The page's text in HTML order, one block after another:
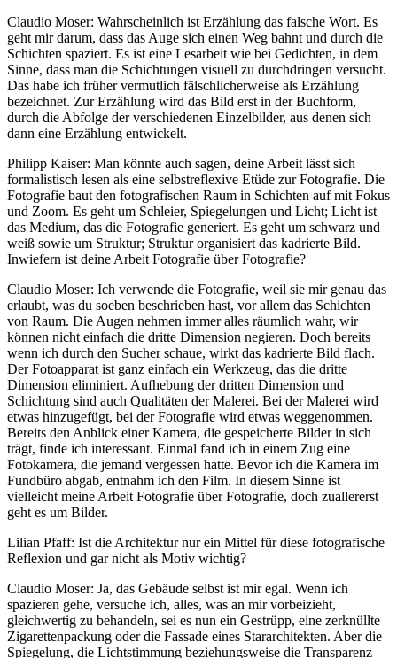
Claudio Moser: Wahrscheinlich ist Erzählung das falsche Wort. Es
geht mir darum, dass das Auge sich einen Weg bahnt und durch die
Schichten spaziert. Es ist eine Lesarbeit wie bei Gedichten, in dem
Sinne, dass man die Schichtungen visuell zu durchdringen versucht.
Das habe ich früher vermutlich fälschlicherweise als Erzählung
bezeichnet. Zur Erzählung wird das Bild erst in der Buchform,
durch die Abfolge der verschiedenen Einzelbilder, aus denen sich
dann eine Erzählung entwickelt.
Philipp Kaiser: Man könnte auch sagen, deine Arbeit lässt sich
formalistisch lesen als eine selbstreflexive Etüde zur Fotografie. Die
Fotografie baut den fotografischen Raum in Schichten auf mit Fokus
und Zoom. Es geht um Schleier, Spiegelungen und Licht; Licht ist
das Medium, das die Fotografie generiert. Es geht um schwarz und
weiß sowie um Struktur; Struktur organisiert das kadrierte Bild.
Inwiefern ist deine Arbeit Fotografie über Fotografie?
Claudio Moser: Ich verwende die Fotografie, weil sie mir genau das
erlaubt, was du soeben beschrieben hast, vor allem das Schichten
von Raum. Die Augen nehmen immer alles räumlich wahr, wir
können nicht einfach die dritte Dimension negieren. Doch bereits
wenn ich durch den Sucher schaue, wirkt das kadrierte Bild flach.
Der Fotoapparat ist ganz einfach ein Werkzeug, das die dritte
Dimension eliminiert. Aufhebung der dritten Dimension und
Schichtung sind auch Qualitäten der Malerei. Bei der Malerei wird
etwas hinzugefügt, bei der Fotografie wird etwas weggenommen.
Bereits den Anblick einer Kamera, die gespeicherte Bilder in sich
trägt, finde ich interessant. Einmal fand ich in einem Zug eine
Fotokamera, die jemand vergessen hatte. Bevor ich die Kamera im
Fundbüro abgab, entnahm ich den Film. In diesem Sinne ist
vielleicht meine Arbeit Fotografie über Fotografie, doch zuallererst
geht es um Bilder.
Lilian Pfaff: Ist die Architektur nur ein Mittel für diese fotografische
Reflexion und gar nicht als Motiv wichtig?
Claudio Moser: Ja, das Gebäude selbst ist mir egal. Wenn ich
spazieren gehe, versuche ich, alles, was an mir vorbeizieht,
gleichwertig zu behandeln, sei es nun ein Gestrüpp, eine zerknüllte
Zigarettenpackung oder die Fassade eines Stararchitekten. Aber die
Spiegelung, die Lichtstimmung beziehungsweise die Transparenz